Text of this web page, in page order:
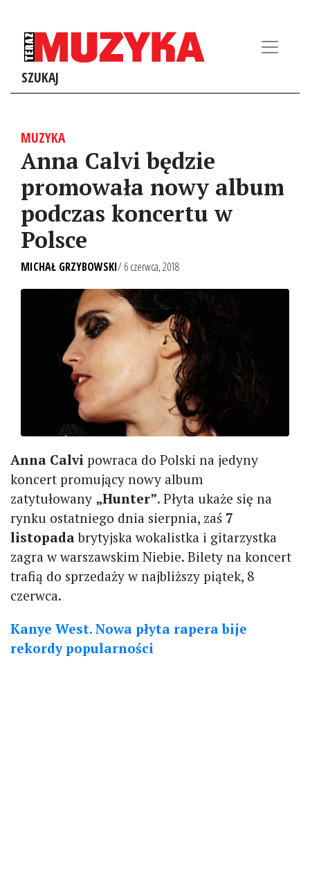
SZUKAJ
MUZYKA
Anna Calvi będzie
promowała nowy album
podczas koncertu w
Polsce
MICHAŁ GRZYBOWSKI/ 6 czerwca, 2018
Anna Calvi powraca do Polski na jedyny
koncert promujący nowy album
zatytułowany „Hunter”. Płyta ukaże się na
rynku ostatniego dnia sierpnia, zaś 7
listopadabrytyjska wokalistka i gitarzystka
zagra w warszawskim Niebie. Bilety na koncert
trafią do sprzedaży w najbliższy piątek, 8
czerwca.
Kanye West. Nowa płyta rapera bije
rekordy popularności